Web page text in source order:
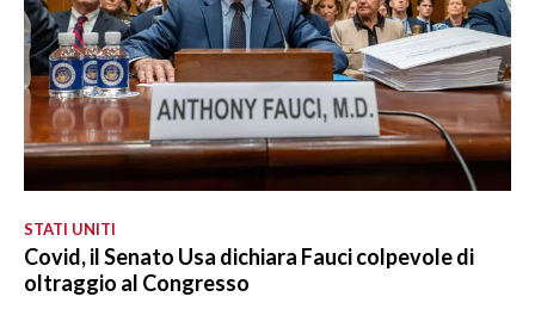
STATI UNITI
Covid, il Senato Usa dichiara Fauci colpevole di
oltraggio al Congresso